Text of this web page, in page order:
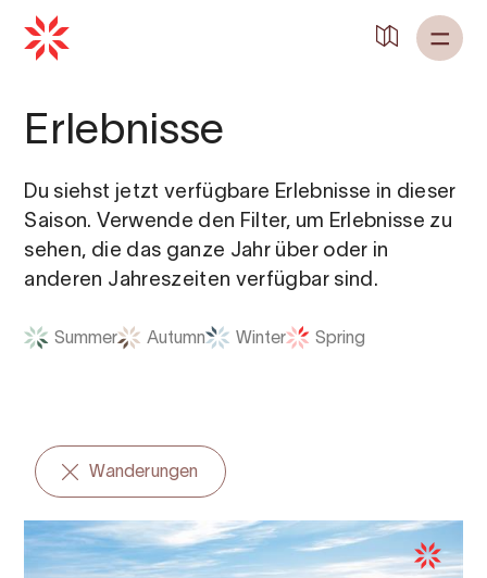
Erlebnisse
Du siehst jetzt verfügbare Erlebnisse in dieser
Saison. Verwende den Filter, um Erlebnisse zu
sehen, die das ganze Jahr über oder in
anderen Jahreszeiten verfügbar sind.
Summer Autumn Winter Spring
Wanderungen